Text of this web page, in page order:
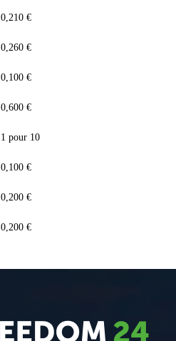
0,210 €
0,260 €
0,100 €
0,600 €
1 pour 10
0,100 €
0,200 €
0,200 €